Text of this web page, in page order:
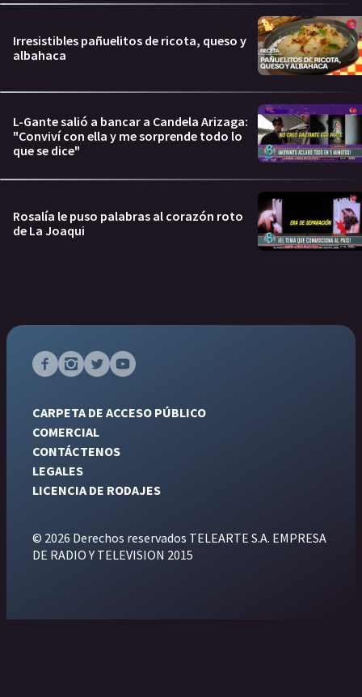
Irresistibles pañuelitos de ricota, queso y
albahaca
L-Gante salió a bancar a Candela Arizaga:
"Conviví con ella y me sorprende todo lo
que se dice"
Rosalía le puso palabras al corazón roto
de La Joaqui
CARPETA DE ACCESO PÚBLICO
COMERCIAL
CONTÁCTENOS
LEGALES
LICENCIA DE RODAJES
© 2026 Derechos reservados TELEARTE S.A. EMPRESA
DE RADIO Y TELEVISION 2015